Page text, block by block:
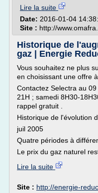
Lire la suite
Date: 2016-01-04
Site : http://
Historique de
gaz | Energie
Vous souhaitez ne plus
en choisissant une offre
Contactez Selectra au
21H ; samedi 8H30-
rappel gratuit .
Historique de l'évolution
juil 2005
Quatre périodes à
Le prix du gaz naturel
Lire la suite
Site : http://energie-